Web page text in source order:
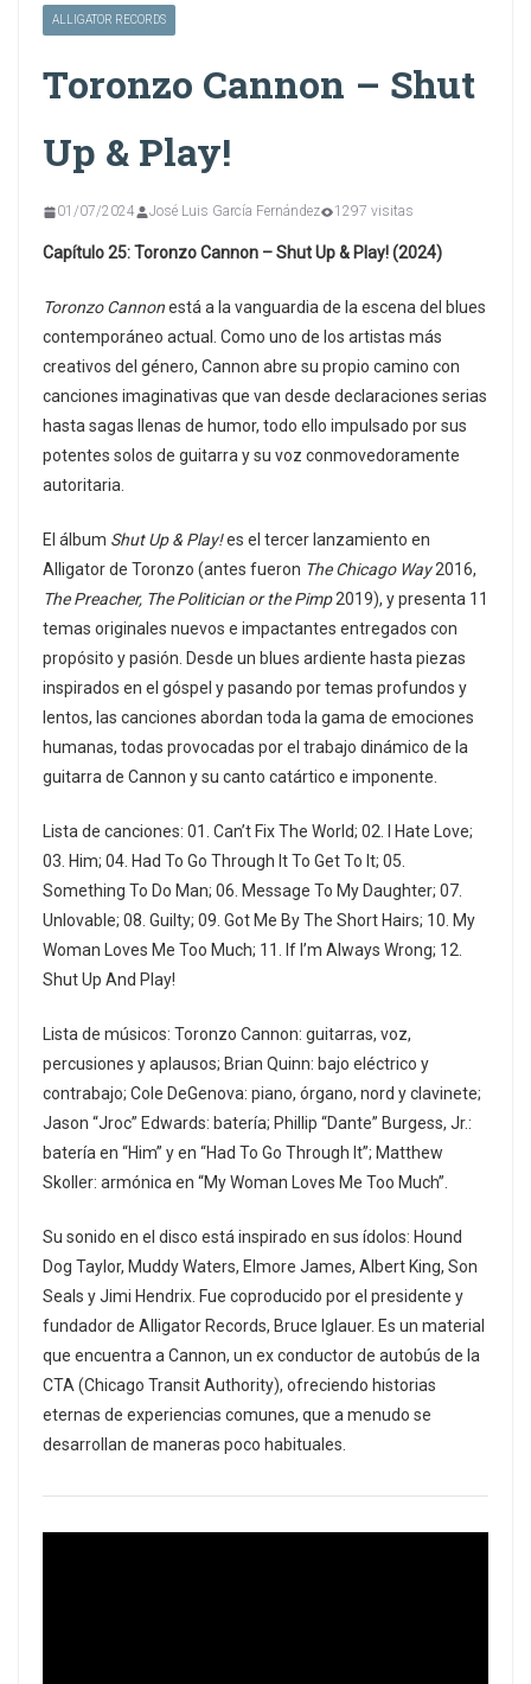
ALLIGATOR RECORDS
Toronzo Cannon – Shut
Up & Play!
01/07/2024 José Luis García Fernández 1297 visitas
Capítulo 25:Toronzo Cannon – Shut Up & Play! (2024)
Toronzo Cannonestá a la vanguardia de la escena del blues
contemporáneo actual. Como uno de los artistas más
creativos del género, Cannon abre su propio camino con
canciones imaginativas que van desde declaraciones serias
hasta sagas llenas de humor, todo ello impulsado por sus
potentes solos de guitarra y su voz conmovedoramente
autoritaria.
El álbum Shut Up & Play!es el tercer lanzamiento en
Alligator de Toronzo (antes fueron The Chicago Way2016,
The Preacher, The Politician or the Pimp2019), y presenta 11
temas originales nuevos e impactantes entregados con
propósito y pasión. Desde un blues ardiente hasta piezas
inspirados en el góspel y pasando por temas profundos y
lentos, las canciones abordan toda la gama de emociones
humanas, todas provocadas por el trabajo dinámico de la
guitarra de Cannon y su canto catártico e imponente.
Lista de canciones: 01. Can’t Fix The World; 02. I Hate Love;
03. Him; 04. Had To Go Through It To Get To It; 05.
Something To Do Man; 06. Message To My Daughter; 07.
Unlovable; 08. Guilty; 09. Got Me By The Short Hairs; 10. My
Woman Loves Me Too Much; 11. If I’m Always Wrong; 12.
Shut Up And Play!
Lista de músicos: Toronzo Cannon: guitarras, voz,
percusiones y aplausos; Brian Quinn: bajo eléctrico y
contrabajo; Cole DeGenova: piano, órgano, nord y clavinete;
Jason “Jroc” Edwards: batería; Phillip “Dante” Burgess, Jr.:
batería en “Him” y en “Had To Go Through It”; Matthew
Skoller: armónica en “My Woman Loves Me Too Much”.
Su sonido en el disco está inspirado en sus ídolos: Hound
Dog Taylor, Muddy Waters, Elmore James, Albert King, Son
Seals y Jimi Hendrix. Fue coproducido por el presidente y
fundador de Alligator Records, Bruce Iglauer. Es un material
que encuentra a Cannon, un ex conductor de autobús de la
CTA (Chicago Transit Authority), ofreciendo historias
eternas de experiencias comunes, que a menudo se
desarrollan de maneras poco habituales.